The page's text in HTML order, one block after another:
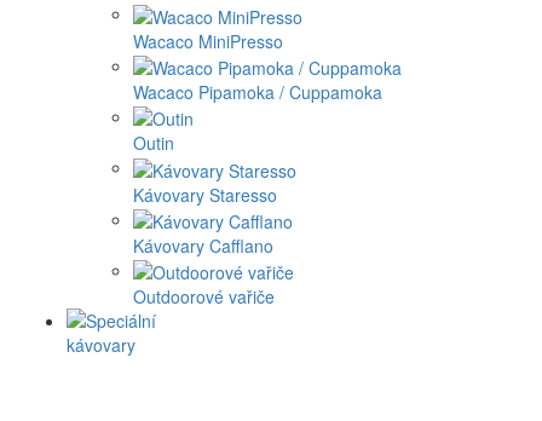
Wacaco MiniPresso
Wacaco Pipamoka / Cuppamoka
Outin
Kávovary Staresso
Kávovary Cafflano
Outdoorové vařiče